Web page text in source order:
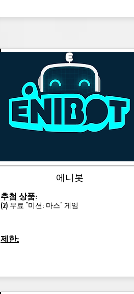
에니봇
추첨 상품:
(2) 무료 "미션: 마스" 게임
제한: